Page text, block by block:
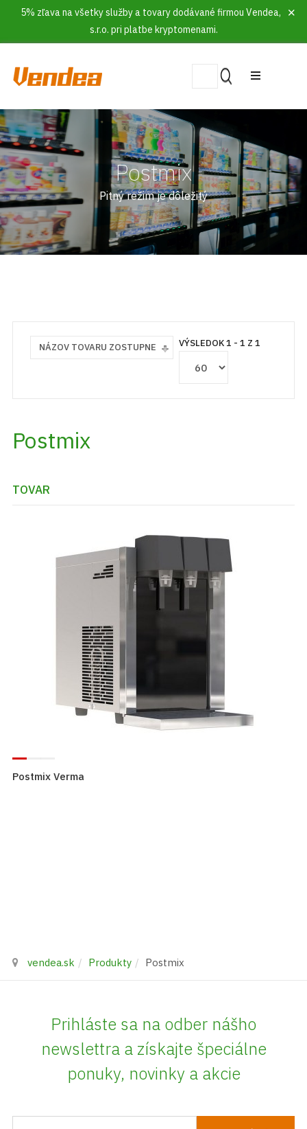
5% zľava na všetky služby a tovary dodávané firmou Vendea,
s.r.o. pri platbe kryptomenami.
Postmix
Pitný režim je dôležitý
NÁZOV TOVARU ZOSTUPNE VÝSLEDOK 1 - 1 Z 1
Postmix
TOVAR
Postmix Verma
vendea.sk Produkty Postmix
Prihláste sa na odber nášho
newslettra a získajte špeciálne
ponuky, novinky a akcie